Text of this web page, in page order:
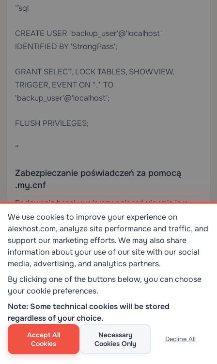
“`sql
CREATE USER 'backup_user'@'localhost'
IDENTIFIED BY 'StrongPass';
GRANT SELECT, LOCK TABLES, SHOW VIEW,
TRIGGER, EVENT ON *.* TO
'backup_user'@'localhost';
FLUSH PRIVILEGES;
“`
Zabezpieczanie poświadczeń za pomocą
.my.cnf
Podawanie haseł w wierszu poleceń ujawnia je w
historii powłoki i listach procesów. Przechowuj
poświadczenia w `~/.my.cnf`:
“`ini
[client]
user=root
password=YourSecurePassword
“`
We use cookies to improve your experience on
alexhost.com, analyze site performance and traffic, and
support our marketing efforts. We may also share
information about your use of our site with our social
media, advertising, and analytics partners.
By clicking one of the buttons below, you can choose
your cookie preferences.
Note: Some technical cookies will be stored
regardless of your choice.
Accept All
Cookies
Necessary
Cookies Only
Decline All